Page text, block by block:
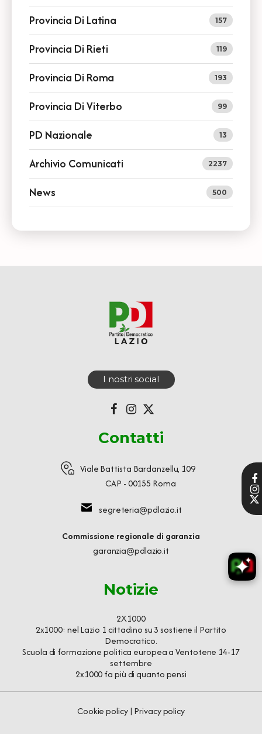
Provincia Di Latina 157
Provincia Di Rieti 119
Provincia Di Roma 193
Provincia Di Viterbo 99
PD Nazionale 13
Archivio Comunicati 2237
News 500
I nostri social
Contatti
Viale Battista Bardanzellu, 109
CAP - 00155 Roma
segreteria@pdlazio.it
Commissione regionale di garanzia
garanzia@pdlazio.it
Notizie
2X1000
2x1000: nel Lazio 1 cittadino su 3 sostiene il Partito
Democratico.
Scuola di formazione politica europea a Ventotene 14-17
settembre
2x1000 fa più di quanto pensi
Cookie policy| Privacy policy